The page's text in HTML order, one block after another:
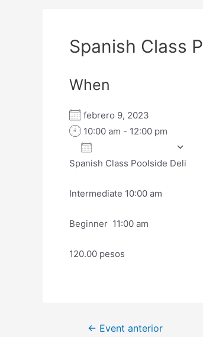
Spanish Class
When
febrero 9, 2023
10:00 am - 12:00 pm
Download ICS
Spanish Class Poolside Deli
Intermediate 10:00 am
Beginner 11:00 am
120.00 pesos
← Event anterior